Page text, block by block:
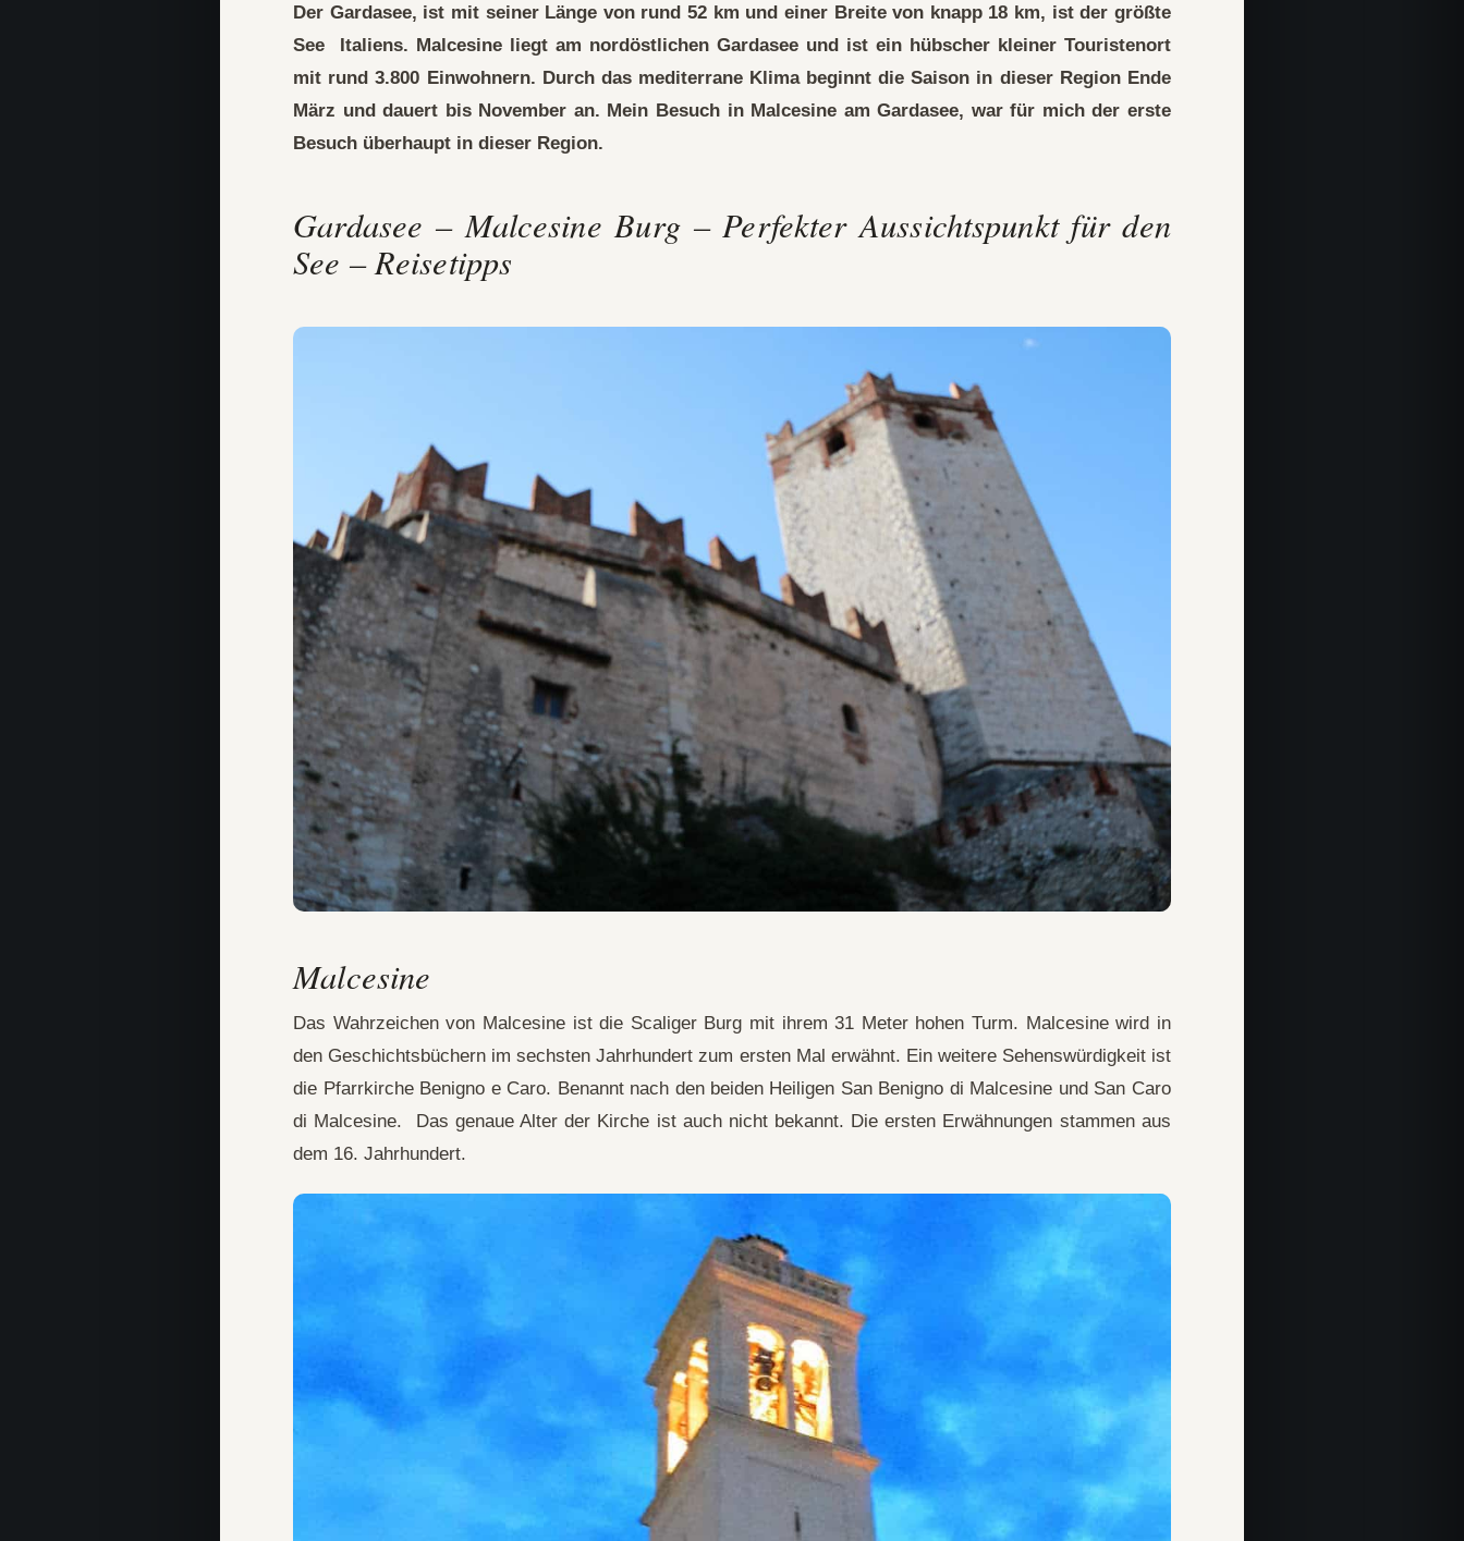
Der Gardasee, ist mit seiner Länge von rund 52 km und einer Breite von knapp 18 km, ist der größte
See Italiens. Malcesine liegt am nordöstlichen Gardasee und ist ein hübscher kleiner Touristenort
mit rund 3.800 Einwohnern. Durch das mediterrane Klima beginnt die Saison in dieser Region Ende
März und dauert bis November an. Mein Besuch in Malcesine am Gardasee, war für mich der erste
Besuch überhaupt in dieser Region.
Gardasee – Malcesine Burg – Perfekter Aussichtspunkt für den
See – Reisetipps
Malcesine
Das Wahrzeichen von Malcesine ist die Scaliger Burg mit ihrem 31 Meter hohen Turm. Malcesine wird in
den Geschichtsbüchern im sechsten Jahrhundert zum ersten Mal erwähnt. Ein weitere Sehenswürdigkeit ist
die Pfarrkirche Benigno e Caro. Benannt nach den beiden Heiligen San Benigno di Malcesine und San Caro
di Malcesine. Das genaue Alter der Kirche ist auch nicht bekannt. Die ersten Erwähnungen stammen aus
dem 16. Jahrhundert.